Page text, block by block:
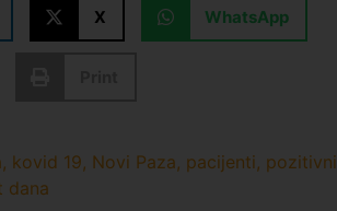
X WhatsApp
, kovid 19, Novi Paza, pacijenti, pozitivni
dana